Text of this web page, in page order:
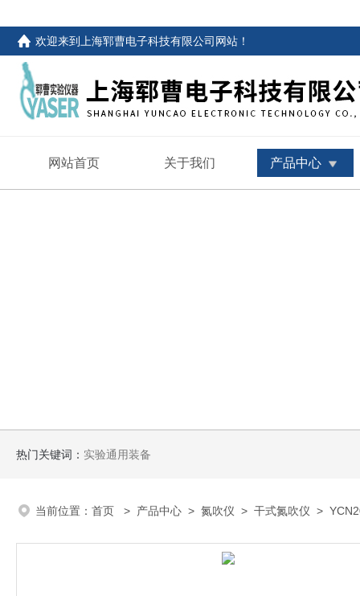
欢迎来到 上海郓曹电子科技有限公司网站 ！
网站首页 关于我们 产品中心
热门关键词： 实验通用装备
当前位置： 首页 > 产品中心 > 氮吹仪 > 干式氮吹仪 >